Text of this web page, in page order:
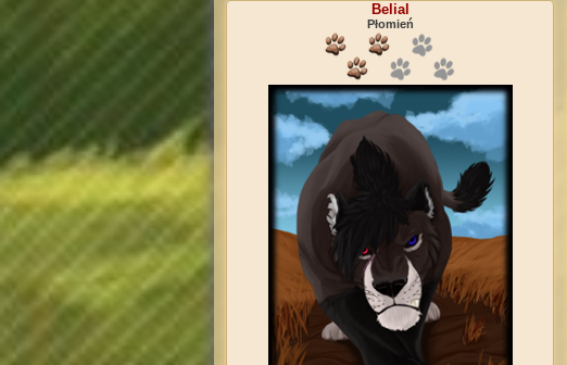
Belial
Płomień